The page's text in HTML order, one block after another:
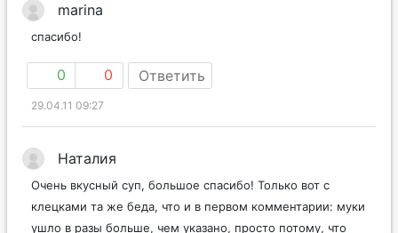
marina
спасибо!
0 0 Ответить
29.04.11 09:27
Наталия
Очень вкусный суп, большое спасибо! Только вот с
клецками та же беда, что и в первом комментарии: муки
ушло в разы больше, чем указано, просто потому, что